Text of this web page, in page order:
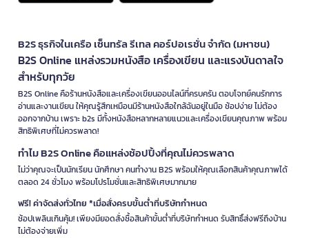
B2S ธุรกิจในเครือ เซ็นทรัล รีเทล คอร์ปอเรชั่น จำกัด (มหาชน)
B2S Online แหล่งรวมหนังสือ เครื่องเขียน และแรงบันดาลใจ
สำหรับทุกวัย
B2S Online คือร้านหนังสือและเครื่องเขียนออนไลน์ที่ครบครัน ตอบโจทย์คนรักการ
อ่านและงานเขียน ให้คุณรู้สึกเหมือนมีร้านหนังสือใกล้ฉันอยู่ในมือ ช้อปง่าย ไม่ต้อง
ออกจากบ้าน เพราะ b2s มีทั้งหนังสือหลากหลายแนวและเครื่องเขียนคุณภาพ พร้อม
สิทธิพิเศษที่ไม่ควรพลาด!
ทำไม B2S Online คือแหล่งช้อปปิ้งที่คุณไม่ควรพลาด
ไม่ว่าคุณจะเป็นนักเรียน นักศึกษา คนทำงาน B2S พร้อมให้คุณเลือกสินค้าคุณภาพได้
ตลอด 24 ชั่วโมง พร้อมโปรโมชั่นและสิทธิพิเศษมากมาย
ฟรี! ค่าจัดส่งทั่วไทย *เมื่อสั่งครบขั้นต่ำที่บริษัทกำหนด
ช้อปเพลินเกินคุ้ม! เพียงมียอดสั่งซื้อสินค้าขั้นต่ำที่บริษัทกำหนด รับสิทธิ์ส่งฟรีถึงบ้าน
ไม่ต้องจ่ายเพิ่ม